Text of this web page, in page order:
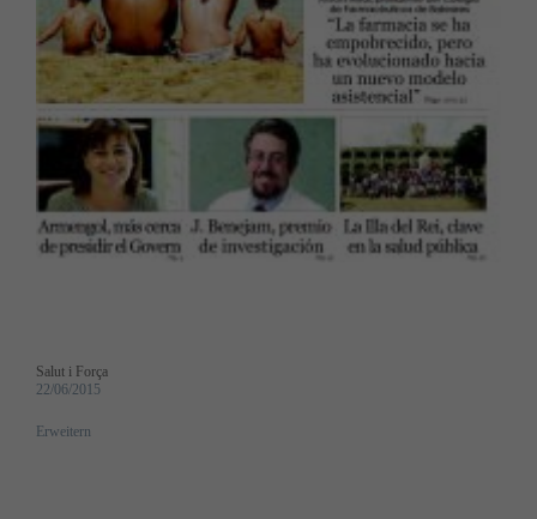
Salut i Força
22/06/2015
Erweitern